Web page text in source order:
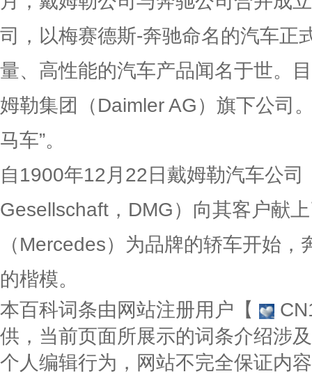
司，以梅赛德斯-奔驰命名的汽车正
量、高性能的汽车产品闻名于世。
姆勒集团（Daimler AG）旗下公司
马车”。
自1900年12月22日戴姆勒汽车公司
Gesellschaft，DMG）向其客户献
（Mercedes）为品牌的轿车开始
的楷模。
本百科词条由网站注册用户【
供，当前页面所展示的词条介绍涉
个人编辑行为，网站不完全保证内